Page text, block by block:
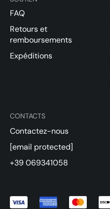
CONTACTS
Contactez-nous
[email protected]
+39 069341058
FAQ
Retours et
remboursements
Expéditions